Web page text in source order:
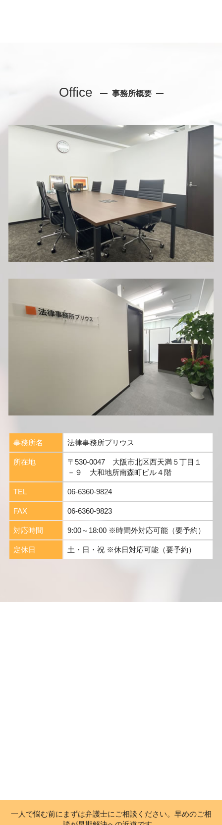
Office 事務所概要
事務所名 法律事務所プリウス
所在地
〒530-0047 大阪市北区西天満５丁目１
－９ 大和地所南森町ビル４階
TEL 06-6360-9824
FAX 06-6360-9823
対応時間 9:00～18:00 ※時間外対応可能（要予約）
定休日 土・日・祝 ※休日対応可能（要予約）
一人で悩む前にまずは弁護士にご相談ください。早めのご相